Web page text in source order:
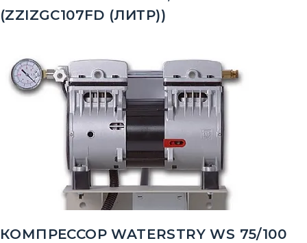
(ZZIZGC107FD (ЛИТР))
КОМПРЕССОР WATERSTRY WS 75/100